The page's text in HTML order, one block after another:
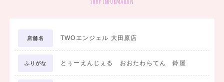
店舗名 TWOエンジェル 大田原店
ふりがな とぅーえんじぇる おおたわらてん 鈴屋